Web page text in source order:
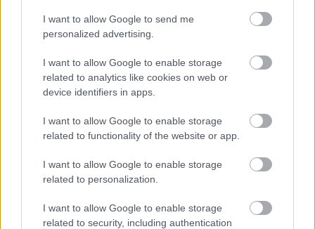
I want to allow Google to send me
personalized advertising.
I want to allow Google to enable storage
related to analytics like cookies on web or
device identifiers in apps.
I want to allow Google to enable storage
related to functionality of the website or app.
I want to allow Google to enable storage
related to personalization.
I want to allow Google to enable storage
related to security, including authentication
Φλόριντα, στη Νέα Υόρκη και στις μεσοατλαντικές
πολιτείες, αποτέλεσαν μία σημαντική αιτία για τις
καθυστερήσεις και τις ακυρώσεις στις πτήσεις
αυτής της εβδομάδας. Επίσης τις απέδωσαν στη
διαχείριση της εναέριας κυκλοφορίας, στα
περιστατικά μόλυνσης από την COVID-19 μεταξύ
των εργαζομένων, αλλά και σε άλλα ζητήματα που
σχετίζονται με το προσωπικό.